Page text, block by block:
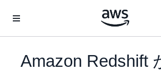
Amazon Redshift